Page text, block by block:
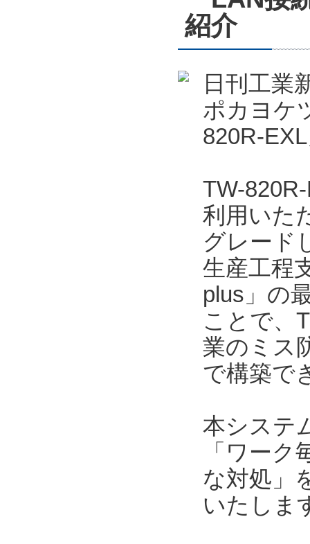
紹介
日刊工業
ポカヨケ
820R-
TW-
利用いた
グレード
生産工程
plus」の
ことで、
業のミス
で構築で
本システ
「ワー
な対処」
いたしま